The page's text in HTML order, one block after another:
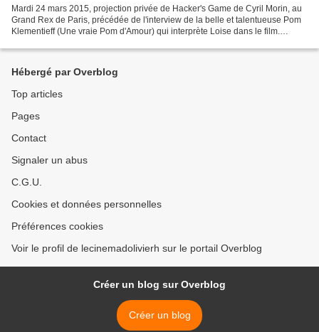
Mardi 24 mars 2015, projection privée de Hacker's Game de Cyril Morin, au
Grand Rex de Paris, précédée de l'interview de la belle et talentueuse Pom
Klementieff (Une vraie Pom d'Amour) qui interprète Loise dans le film.
Hébergé par Overblog
Top articles
Pages
Contact
Signaler un abus
C.G.U.
Cookies et données personnelles
Préférences cookies
Voir le profil de lecinemadolivierh sur le portail Overblog
Créer un blog sur Overblog
Créer un blog